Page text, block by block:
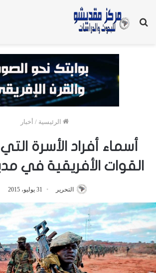
بحث
الرئيسية / أخبار
أسماء أفراد الأسرة
القوات الأفريقية في
التحرير 31 يوليو، 2015